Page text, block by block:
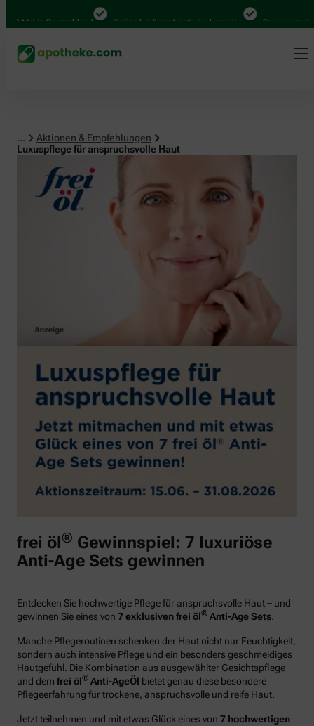
in Deutschland Online bei Ihrer Apotheke bestellen Bequem zwischen
...
Aktionen & Empfehlungen
Luxuspflege für anspruchsvolle Haut
frei öl ® Gewinnspiel: 7 luxuriöse
Anti-Age Sets gewinnen
Entdecken Sie hochwertige Pflege für anspruchsvolle Haut – und
gewinnen Sie eines von 7 exklusiven frei öl® Anti-Age Sets
Manche Pflegeroutinen schenken der Haut nicht nur Feuchtigkeit,
sondern auch intensive Pflege und ein besonders geschmeidiges
Hautgefühl. Die Kombination aus ausgewählter Gesichtspflege
und dem frei öl® Anti-AgeÖl bietet genau diese besondere
Pflegeerfahrung für trockene, anspruchsvolle und reife Haut.
Jetzt teilnehmen und mit etwas Glück eines von 7 hochwertigen